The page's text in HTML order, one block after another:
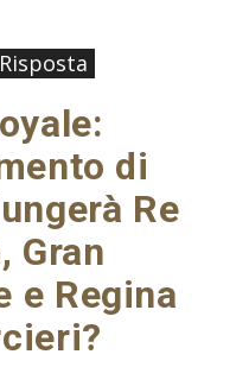
di
Re
Gran
e Regina